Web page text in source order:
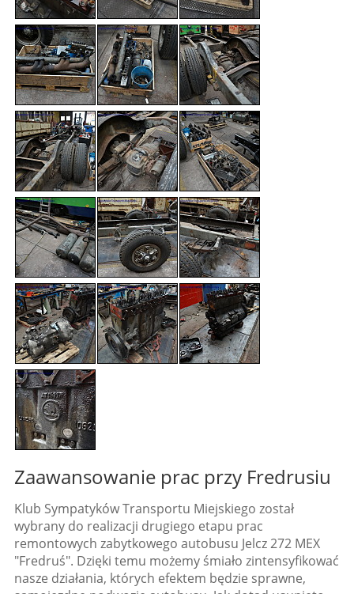
Zaawansowanie prac przy Fredrusiu
Klub Sympatyków Transportu Miejskiego został
wybrany do realizacji drugiego etapu prac
remontowych zabytkowego autobusu Jelcz 272 MEX
"Fredruś". Dzięki temu możemy śmiało zintensyfikować
nasze działania, których efektem będzie sprawne,